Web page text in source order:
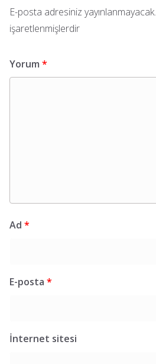
E-posta adresiniz yayınlanmayacak.
işaretlenmişlerdir
Yorum *
Ad *
E-posta *
İnternet sitesi